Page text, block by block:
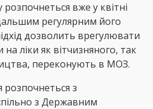
вже у квітні
регулярним його
дозволить врегулювати
на ліки як вітчизняного, так
переконують в МОЗ.
з
з Державним